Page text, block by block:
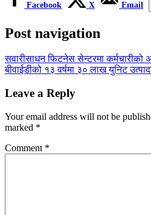
Facebook X Email
Post navigation
सवारीसाधन फिटनेस सेन्टरमा कर्मचारीको
बीवाईडीको १३ वर्षमा ३० लाख युनिट
Leave a Reply
Your email address will not be
marked *
Comment *